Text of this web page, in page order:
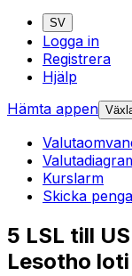
SV
Logga in
Registrera
Hjälp
Hämta appen
Kurslarm
Skicka
5 LSL till
Lesotho